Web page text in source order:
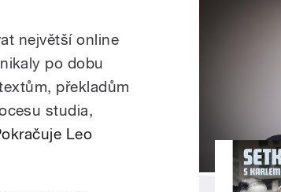
největší online
po dobu
překladům
studia,
Leo